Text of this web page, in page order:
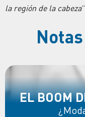
la región de la cabeza
EL BOOM